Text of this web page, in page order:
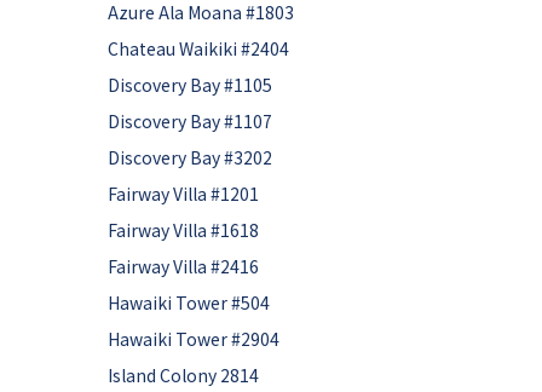
Azure Ala Moana #1803
Chateau Waikiki #2404
Discovery Bay #1105
Discovery Bay #1107
Discovery Bay #3202
Fairway Villa #1201
Fairway Villa #1618
Fairway Villa #2416
Hawaiki Tower #504
Hawaiki Tower #2904
Island Colony 2814